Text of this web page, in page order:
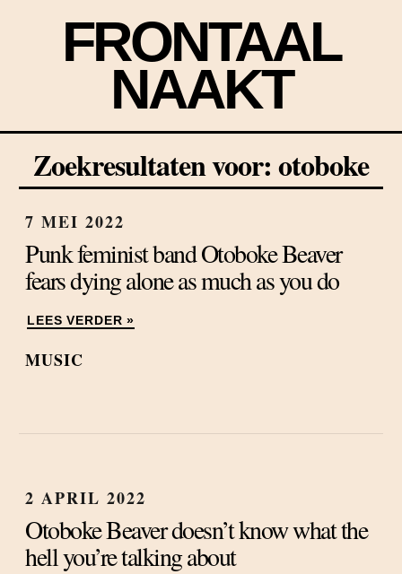
FRONTAAL
NAAKT
Zoekresultaten voor: otoboke
7 MEI 2022
Punk feminist band Otoboke Beaver
fears dying alone as much as you do
LEES VERDER »
MUSIC
2 APRIL 2022
Otoboke Beaver doesn’t know what the
hell you’re talking about